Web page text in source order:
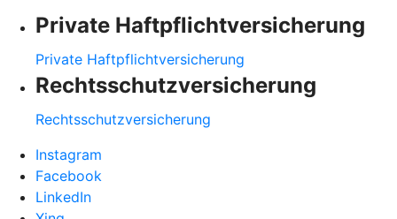
Private Haftpflichtversicherung
Private Haftpflichtversicherung
Rechtsschutzversicherung
Rechtsschutzversicherung
Instagram
Facebook
LinkedIn